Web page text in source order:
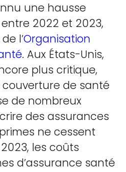
une hausse
2022 et 2023,
l’Organisation
. Aux États-Unis,
plus critique,
couverture de santé
de nombreux
des assurances
ne cessent
les coûts
d’assurance santé